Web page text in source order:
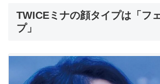
TWICEミナの顔タイプは「フ
プ」